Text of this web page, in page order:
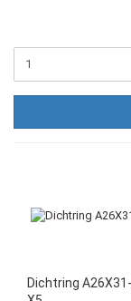
Dichtring